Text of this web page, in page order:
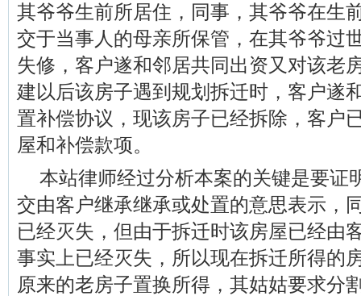
其爷爷生前所居住，同事，其爷爷在生
交于当事人的母亲所保管，在其爷爷过
失修，客户遂和邻居共同出资又对该老
建以后该房子遇到规划拆迁时，客户遂
置补偿协议，现该房子已经拆除，客户
屋和补偿款项。
本站律师经过分析本案的关键是要证
交由客户继承继承或处置的意思表示，
已经灭失，但由于拆迁时该房屋已经由
事实上已经灭失，所以现在拆迁所得的
原来的老房子置换所得，其姑姑要求分